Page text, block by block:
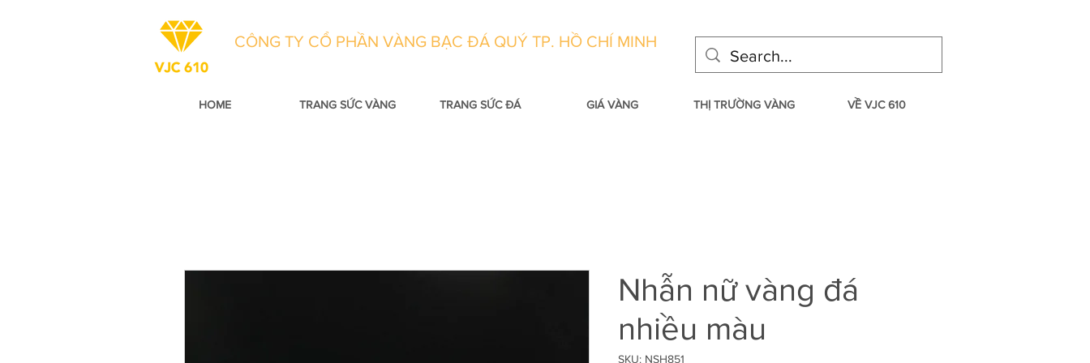
CÔNG TY CỔ PHẦN VÀNG BẠC ĐÁ QUÝ TP. HỒ CHÍ MINH
HOME TRANG SỨC VÀNG TRANG SỨC ĐÁ GIÁ VÀNG THỊ TRƯỜNG VÀNG VỀ VJC 610
Nhẫn nữ vàng đá
nhiều màu
SKU: NSH851